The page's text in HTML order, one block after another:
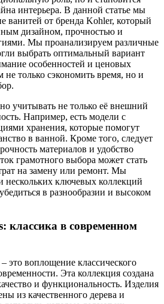
интерьера. В данной статье мы
ванитей от бренда Kohler, который
дизайном, прочностью и
Мы проанализируем различные
выбрать оптимальный вариант
особенностей и ценовых
не только сэкономить время, но и
учитывать не только её внешний
Например, есть модели с
хранения, которые помогут
в ванной. Кроме того, следует
материалов и удобство
грамотного выбора может стать
на замену или ремонт. Мы
нескольких ключевых коллекций
в разнообразии и высоком
классика в современном
это воплощение классического
Эта коллекция создана
и функциональность. Изделия
из качественного дерева и